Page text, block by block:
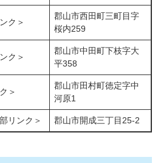
ク＞
郡山市西田町三町目字
桜内259
ク＞
郡山市中田町下枝字大
平358
＞
郡山市田村町徳定字中
河原1
リンク＞ 郡山市開成三丁目25‐2